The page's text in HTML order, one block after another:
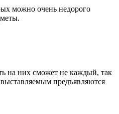
можно очень недорого
на них сможет не каждый, так
предъявляются